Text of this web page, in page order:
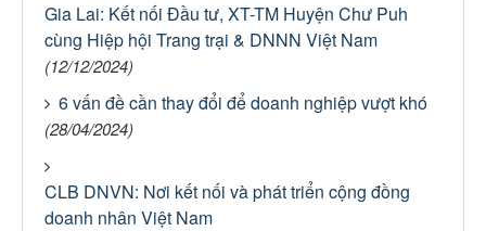
Gia Lai: Kết nối Đầu tư, XT-TM Huyện Chư Puh
cùng Hiệp hội Trang trại & DNNN Việt Nam
(12/12/2024)
6 vấn đề cần thay đổi để doanh nghiệp vượt khó
(28/04/2024)
CLB DNVN: Nơi kết nối và phát triển cộng đồng
doanh nhân Việt Nam